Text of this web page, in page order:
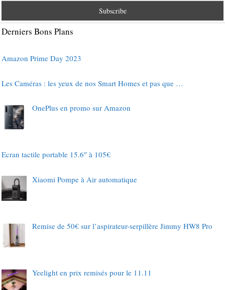
Derniers Bons Plans
Amazon Prime Day 2023
Les Caméras : les yeux de nos Smart Homes et pas que …
OnePlus en promo sur Amazon
Ecran tactile portable 15.6″ à 105€
Xiaomi Pompe à Air automatique
Remise de 50€ sur l’aspirateur-serpillère Jimmy HW8 Pro
Yeelight en prix remisés pour le 11.11